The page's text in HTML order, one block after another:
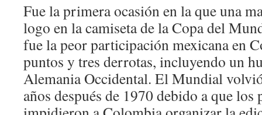
Fue la primera ocasión en la que una
logo en la camiseta de la Copa del
fue la peor participación mexicana en
puntos y tres derrotas, incluyendo un
Alemania Occidental. El Mundial
años después de 1970 debido a que los